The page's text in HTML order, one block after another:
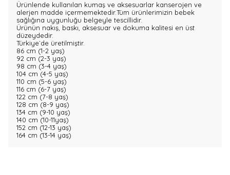
Ürünlende kullanılan kumaş ve aksesuarlar kanserojen ve
alerjen madde içermemektedir.Tüm ürünlerimizin bebek
sağlığına uygunluğu belgeyle tescillidir.
Ürünün nakış, baskı, aksesuar ve dokuma kalitesi en üst
düzeydedir.
Türkiye`de üretilmiştir.
86 cm (1-2 yaş)
92 cm (2-3 yaş)
98 cm (3-4 yaş)
104 cm (4-5 yaş)
110 cm (5-6 yaş)
116 cm (6-7 yaş)
122 cm (7-8 yaş)
128 cm (8-9 yaş)
134 cm (9-10 yaş)
140 cm (10-11yaş)
152 cm (12-13 yaş)
164 cm (13-14 yaş)